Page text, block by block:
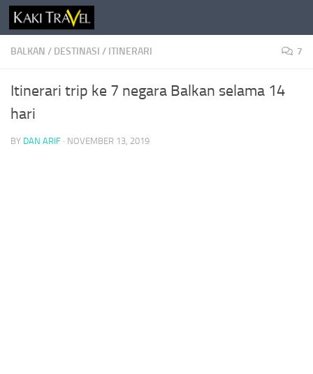
Skip to content
BALKAN / DESTINASI / ITINERARI 7
Itinerari trip ke 7 negara Balkan selama 14
hari
BY DAN ARIF · NOVEMBER 13, 2019